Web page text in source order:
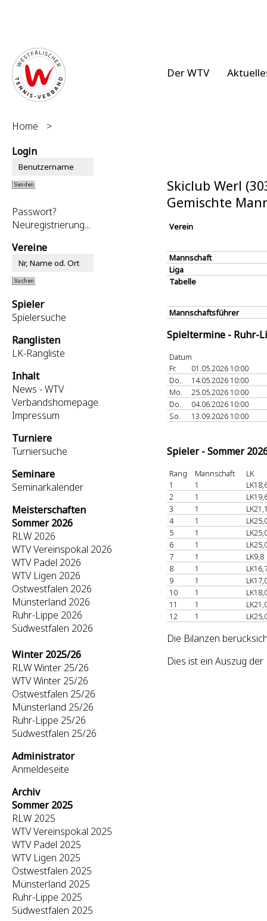
Der WTV
Home
>
Login
Passwort?
Neuregistrierung...
Vereine
Spieler
Spielersuche
Ranglisten
LK-Rangliste
Inhalt
News - WTV
Verbandshomepage
Impressum
Turniere
Turniersuche
Seminare
Seminarkalender
Meisterschaften
Sommer 2026
RLW 2026
WTV Vereinspokal 2026
WTV Padel 2026
WTV Ligen 2026
Ostwestfalen 2026
Münsterland 2026
Ruhr-Lippe 2026
Südwestfalen 2026
Winter 2025/26
RLW Winter 25/26
WTV Winter 25/26
Ostwestfalen 25/26
Münsterland 25/26
Ruhr-Lippe 25/26
Südwestfalen 25/26
Administrator
Anmeldeseite
Archiv
Sommer 2025
RLW 2025
WTV Vereinspokal 2025
WTV Padel 2025
WTV Ligen 2025
Ostwestfalen 2025
Münsterland 2025
Ruhr-Lippe 2025
Südwestfalen 2025
Skiclub Werl
Gemischte
Verein
Mannschaft
Liga
Tabelle
Mannschaftsführer
Spieltermine - Ruhr-
Datum
Fr.
01.05.2026 10:00
Do.
14.05.2026 10:00
Mo.
25.05.2026 10:00
Do.
04.06.2026 10:00
So.
13.09.2026 10:00
Spieler - Sommer
Rang Mannschaft
LK
1
1
2
1
3
1
4
1
5
1
6
1
7
1
LK9,8
8
1
9
1
10
1
11
1
12
1
Die Bilanzen
Dies ist ein Auszug